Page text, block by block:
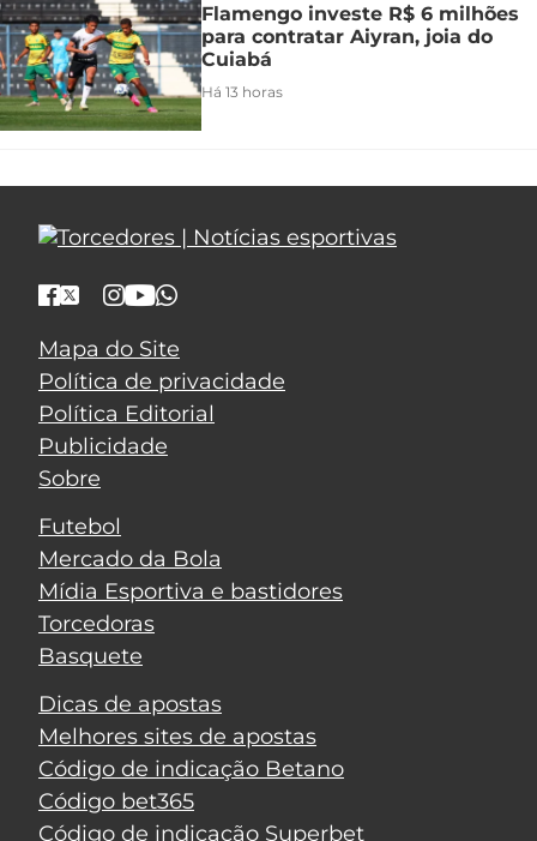
Flamengo investe R$ 6 milhões
para contratar Aiyran, joia do
Cuiabá
Há 13 horas
Mapa do Site
Política de privacidade
Política Editorial
Publicidade
Sobre
Futebol
Mercado da Bola
Mídia Esportiva e bastidores
Torcedoras
Basquete
Dicas de apostas
Melhores sites de apostas
Código de indicação Betano
Código bet365
Código de indicação Superbet